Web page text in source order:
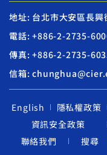
地址: 台北市大安區長興
電話: +886-2-2735-
傳真: +886-2-2735-
信箱:
English
隱私權政策
資訊安全政策
聯絡我們
搜尋